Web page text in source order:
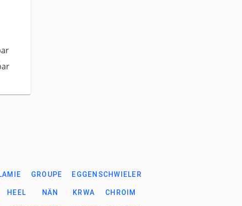
GROUPE EGGENSCHWIELER
HEEL NÄN KRWA CHROIM